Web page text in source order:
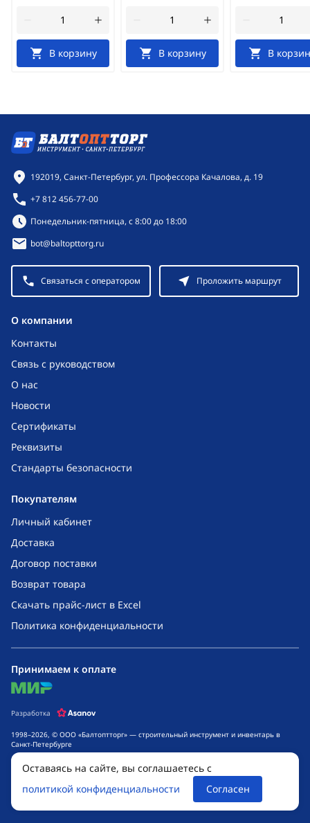
В корзину В корзину В
O компании
Контакты
Связь с руководством
О нас
Новости
Сертификаты
Реквизиты
Стандарты безопасности
Покупателям
Личный кабинет
Доставка
Договор поставки
Возврат товара
Скачать прайс-лист в Excel
Политика конфиденциальности
Контактная информация
192019, Санкт-Петербург, ул. Профессора Качалова, д. 19
+7 812 456-77-00
Режим работы:
Понедельник-пятница, с 8:00 до 18:00
bot@baltopttorg.ru
Связаться с оператором Проложить маршрут
1998–2026, © ООО «Балтоптторг» — строительный инструмент и инвентарь в
Санкт-Петербурге
Обращаем ваше внимание на то, что данный интернет-сайт носит исключительно
информационный характер и ни при каких условиях не является публичной
офертой, определяемой положениями ч. 2 ст. 437 Гражданского кодекса
Российской Федерации. Для получения подробной информации о стоимости
товаров и сроках выполнения услуг, обращайтесь к менеджерам компании.
Принимаем к оплате
mir
Разработка
Оставаясь на сайте, вы соглашаетесь с
политикой конфиденциальности
Согласен